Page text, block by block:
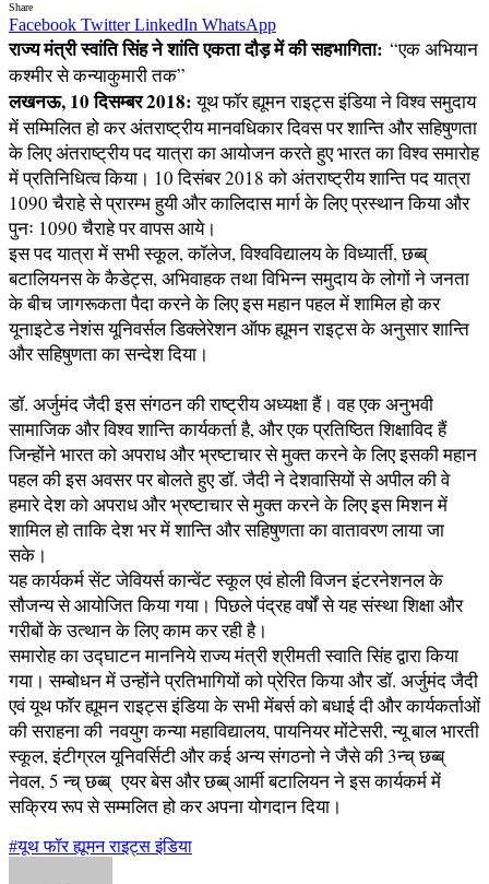
Share
Facebook Twitter LinkedIn WhatsApp
राज्य मंत्री स्वांति सिंह ने शांति एकता दौड़ में की सहभागिता: “एक अभियान
कश्मीर से कन्याकुमारी तक”
लखनऊ, 10 दिसम्बर 2018:यूथ फॉर ह्यूमन राइट्स इंडिया ने विश्व समुदाय
में सम्मिलित हो कर अंतराष्ट्रीय मानवधिकार दिवस पर शान्ति और सहिषुणता
के लिए अंतराष्ट्रीय पद यात्रा का आयोजन करते हुए भारत का विश्व समारोह
में प्रतिनिधित्व किया। 10 दिसंबर 2018 को अंतराष्ट्रीय शान्ति पद यात्रा
1090 चैराहे से प्रारम्भ हुयी और कालिदास मार्ग के लिए प्रस्थान किया और
पुनः 1090 चैराहे पर वापस आये।
इस पद यात्रा में सभी स्कूल, कॉलेज, विश्वविद्यालय के विध्यार्ती, छब्ब्
बटालियनस के कैडेट्स, अभिवाहक तथा विभिन्न समुदाय के लोगों ने जनता
के बीच जागरूकता पैदा करने के लिए इस महान पहल में शामिल हो कर
यूनाइटेड नेशंस यूनिवर्सल डिक्लेरेशन ऑफ ह्यूमन राइट्स के अनुसार शान्ति
और सहिषुणता का सन्देश दिया।
डॉ. अर्जुमंद जैदी इस संगठन की राष्ट्रीय अध्यक्षा हैं। वह एक अनुभवी
सामाजिक और विश्व शान्ति कार्यकर्ता है, और एक प्रतिष्ठित शिक्षाविद हैं
जिन्होंने भारत को अपराध और भ्रष्टाचार से मुक्त करने के लिए इसकी महान
पहल की इस अवसर पर बोलते हुए डॉ. जैदी ने देशवासियों से अपील की वे
हमारे देश को अपराध और भ्रष्टाचार से मुक्त करने के लिए इस मिशन में
शामिल हो ताकि देश भर में शान्ति और सहिषुणता का वातावरण लाया जा
सके।
यह कार्यकर्म सेंट जेवियर्स कान्वेंट स्कूल एवं होली विजन इंटरनेशनल के
सौजन्य से आयोजित किया गया। पिछले पंद्रह वर्षों से यह संस्था शिक्षा और
गरीबों के उत्थान के लिए काम कर रही है।
समारोह का उद्घाटन माननिये राज्य मंत्री श्रीमती स्वाति सिंह द्वारा किया
गया। सम्बोधन में उन्होंने प्रतिभागियों को प्रेरित किया और डॉ. अर्जुमंद जैदी
एवं यूथ फॉर ह्यूमन राइट्स इंडिया के सभी मेंबर्स को बधाई दी और कार्यकर्ताओं
की सराहना की नवयुग कन्या महाविद्यालय, पायनियर मोंटेसरी, न्यू बाल भारती
स्कूल, इंटीग्रल यूनिवर्सिटी और कई अन्य संगठनो ने जैसे की 3न्च् छब्ब्
नेवल, 5 न्च् छब्ब् एयर बेस और छब्ब् आर्मी बटालियन ने इस कार्यकर्म में
सक्रिय रूप से सम्मलित हो कर अपना योगदान दिया।
#यूथ फॉर ह्यूमन राइट्स इंडिया